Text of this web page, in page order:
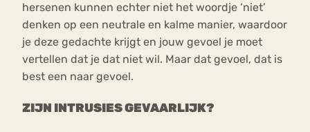
hersenen kunnen echter niet het woordje ‘niet’
denken op een neutrale en kalme manier, waardoor
je deze gedachte krijgt en jouw gevoel je moet
vertellen dat je dat niet wil. Maar dat gevoel, dat is
best een naar gevoel.
ZIJN INTRUSIES GEVAARLIJK?